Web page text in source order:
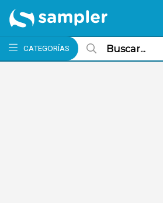
CATEGORÍAS
MI COMPRA